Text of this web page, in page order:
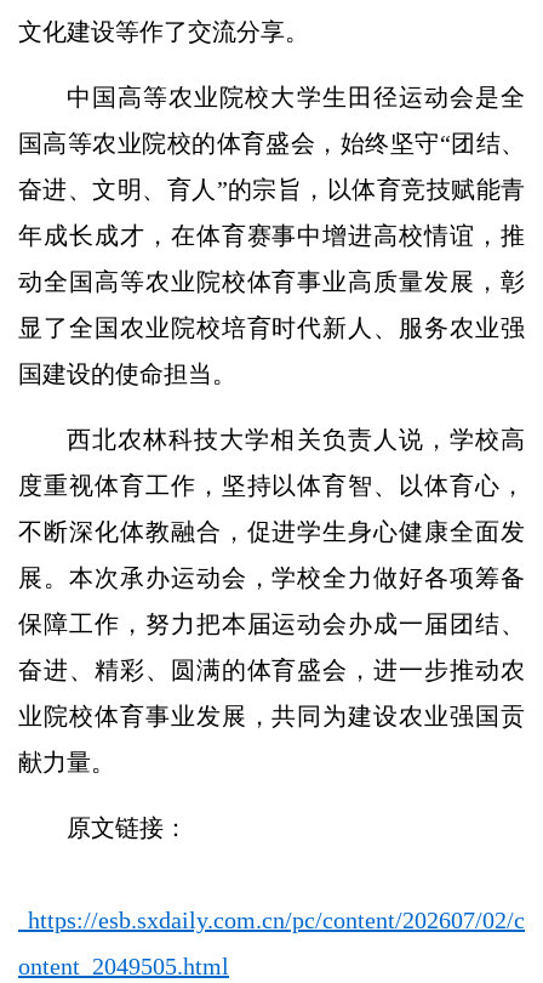
文化建设等作了交流分享。
中国高等农业院校大学生田径运动会是全
国高等农业院校的体育盛会，始终坚守“团结、
奋进、文明、育人”的宗旨，以体育竞技赋能青
年成长成才，在体育赛事中增进高校情谊，推
动全国高等农业院校体育事业高质量发展，彰
显了全国农业院校培育时代新人、服务农业强
国建设的使命担当。
西北农林科技大学相关负责人说，学校高
度重视体育工作，坚持以体育智、以体育心，
不断深化体教融合，促进学生身心健康全面发
展。本次承办运动会，学校全力做好各项筹备
保障工作，努力把本届运动会办成一届团结、
奋进、精彩、圆满的体育盛会，进一步推动农
业院校体育事业发展，共同为建设农业强国贡
献力量。
原文链接：
https://esb.sxdaily.com.cn/pc/content/202607/02/c
ontent_2049505.html